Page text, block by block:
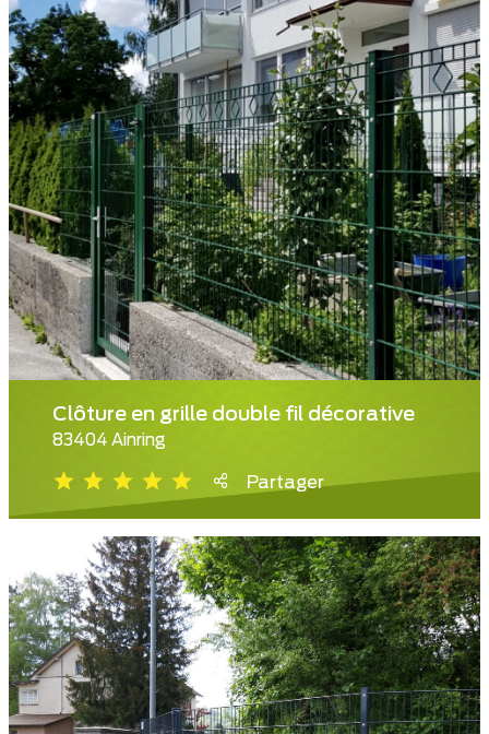
Clôture en grille double fil décorative
83404 Ainring
Partager